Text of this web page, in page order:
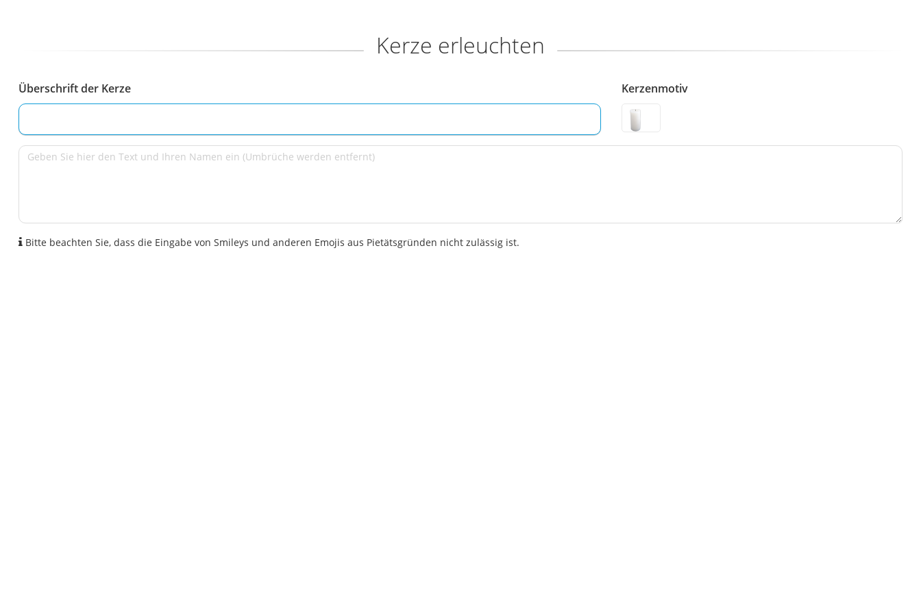
Kerze erleuchten
Überschrift der Kerze Kerzenmotiv
Bitte beachten Sie, dass die Eingabe von Smileys und anderen Emojis aus Pietätsgründen nicht zulässig ist.